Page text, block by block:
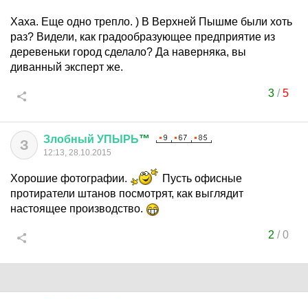
Хаха. Еще одно трепло. ) В Верхней Пышме были хоть
раз? Видели, как градообразующее предприятие из
деревеньки город сделало? Да наверняка, вы
диванный эксперт же.
3/5
З Злобный УПЫРЬ™
12:13, 28.10.2015
Хорошие фотографии.
Пусть офисные
протиратели штанов посмотрят, как выглядит
настоящее производство.
2 /0